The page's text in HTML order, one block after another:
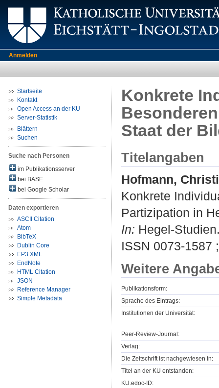
Anmelden
Startseite
Kontakt
Open Access an der KU
Server-Statistik
Blättern
Suchen
Suche nach Personen
im Publikationsserver
bei BASE
bei Google Scholar
Daten exportieren
ASCII Citation
Atom
BibTeX
Dublin Core
EP3 XML
EndNote
HTML Citation
JSON
Reference Manager
Simple Metadata
Konkrete
Staat der
Titelangaben
Hofmann,
Konkrete
Partizipation in
In: Hegel-
ISSN 0073-1587
Weitere
Publikationsform:
Sprache des Eintrags:
Institutionen der Universität:
Peer-Review-Journal:
Verlag:
Die Zeitschrift ist nachgewiesen in:
Titel an der KU entstanden:
KU.edoc-ID: